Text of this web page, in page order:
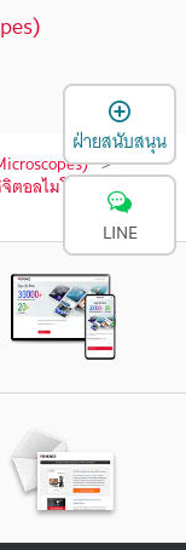
ตอลไมโครสโคป
ฝ่ายสนับสนุน
LINE